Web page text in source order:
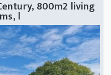
800m2 living
l